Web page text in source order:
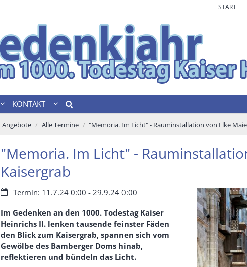
START
KONTAKT
Angebote Alle Termine "Memoria. Im Licht" - Rauminstallation von Elke
"Memoria. Im Licht" -
Kaisergrab
Datum:Termin: 11.7.24 0:00 - 29.9.24 0:00
Im Gedenken an den 1000. Todestag Kaiser
Heinrichs II. lenken tausende feinster Fäden
den Blick zum Kaisergrab, spannen sich vom
Gewölbe des Bamberger Doms hinab,
reflektieren und bündeln das Licht.